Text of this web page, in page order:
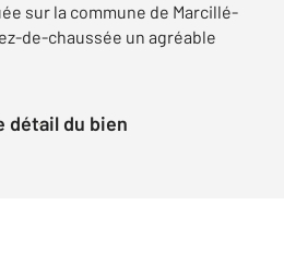
sur la commune de Marcillé-
de-chaussée un agréable
détail du bien